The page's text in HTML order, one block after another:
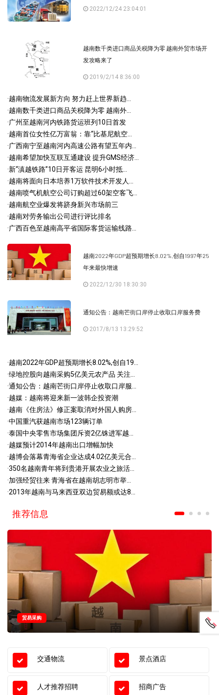
2022/12/24 23:04:01
越南数千类进口商品关税降为零 越南外贸市场开
发攻略来了
2019/2/14 8:36:00
·越南物流发展新方向 努力赶上世界新趋...
·越南数千类进口商品关税降为零 越南外...
·广州至越南河内铁路货运班列10日首发
·越南首位女性亿万富翁：靠“比基尼航空...
·广西南宁至越南河内高速公路有望五年内...
·越南希望加快互联互通建设 提升GMS经济...
·新“滇越铁路”10日开客运 昆明6小时抵...
·越南将面向日本培养1万软件技术开发人...
·越南喷气机航空公司订购超过60架空客飞...
·越南航空业爆发将跻身新兴市场前三
·越南对劳务输出公司进行评比排名
·广西百色至越南高平省国际客货运输线路...
越南2022年GDP超预期增长8.02%,创自1997年25
年来最快增速
2022/12/30 18:30:30
通知公告：越南芒街口岸停止收取口岸服务费
2017/8/13 13:29:52
·越南2022年GDP超预期增长8.02%,创自19...
·绿地控股向越南采购5亿美元农产品 关注...
·通知公告：越南芒街口岸停止收取口岸服...
·越媒：越南将迎来新一波韩企投资潮
·越南《住房法》修正案取消对外国人购房...
·中国重汽获越南市场123辆订单
·泰国中央零售市场集团斥资2亿铢进军越...
·越媒预计2014年越南出口增幅加快
·越博会落幕青海省企业达成4.02亿美元合...
·350名越南青年将到贵港开展农业之旅活...
·加强经贸往来 青海省在越南胡志明市举...
·2013年越南与马来西亚双边贸易额或达8...
推荐信息
贸易采购
交通物流 景点酒店
人才推荐招聘 招商广告